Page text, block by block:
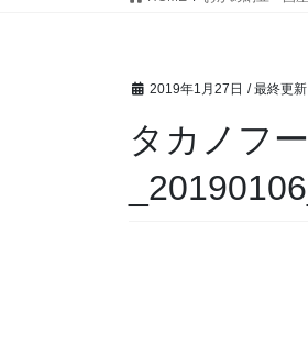
2019年1月27日 / 最終更
タカノフ